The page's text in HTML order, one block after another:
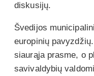
diskusijų.
Švedijos
europinių
siaurąja prasme, o
savivaldybių